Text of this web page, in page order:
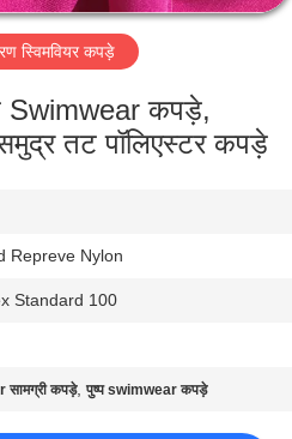
स्विमवियर कपड़े
Swimwear कपड़े,
तट पॉलिएस्टर कपड़े
Repreve Nylon
Standard 100
कपड़े,पुष्प swimwear कपड़े